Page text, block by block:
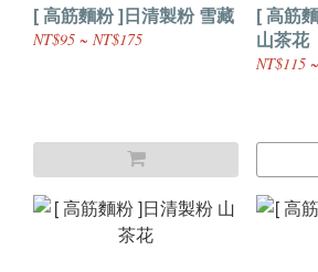
[ 高筋麵粉 ]日清製粉 雪藏
NT$95 ~ NT$175
[ 高筋
山茶花
NT$115